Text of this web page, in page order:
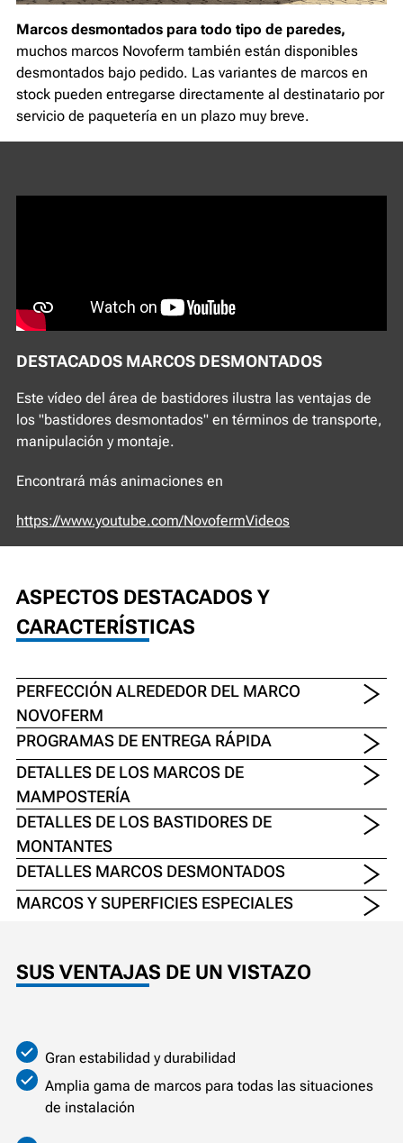
Marcos desmontados para todo tipo de paredes,
muchos marcos Novoferm también están disponibles
desmontados bajo pedido. Las variantes de marcos en
stock pueden entregarse directamente al destinatario por
servicio de paquetería en un plazo muy breve.
DESTACADOS MARCOS DESMONTADOS
Este vídeo del área de bastidores ilustra las ventajas de
los "bastidores desmontados" en términos de transporte,
manipulación y montaje.
Encontrará más animaciones en
https://www.youtube.com/NovofermVideos
ASPECTOS DESTACADOS Y
CARACTERÍSTICAS
PERFECCIÓN ALREDEDOR DEL MARCO
NOVOFERM
PROGRAMAS DE ENTREGA RÁPIDA
DETALLES DE LOS MARCOS DE
MAMPOSTERÍA
DETALLES DE LOS BASTIDORES DE
MONTANTES
DETALLES MARCOS DESMONTADOS
MARCOS Y SUPERFICIES ESPECIALES
SUS VENTAJAS DE UN VISTAZO
Gran estabilidad y durabilidad
Amplia gama de marcos para todas las situaciones
de instalación